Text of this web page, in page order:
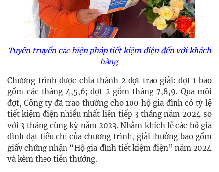
Tuyên truyền các biện pháp tiết kiệm điện đến với khách
hàng.
Chương trình được chia thành 2 đợt trao giải: đợt 1 bao
gồm các tháng 4,5,6; đợt 2 gồm tháng 7,8,9. Qua mỗi
đợt, Công ty đã trao thưởng cho 100 hộ gia đình có tỷ lệ
tiết kiệm điện nhiều nhất liên tiếp 3 tháng năm 2024 so
với 3 tháng cùng kỳ năm 2023. Nhằm khích lệ các hộ gia
đình đạt tiêu chí của chương trình, giải thưởng bao gồm
giấy chứng nhận “Hộ gia đình tiết kiệm điện” năm 2024
và kèm theo tiền thưởng.